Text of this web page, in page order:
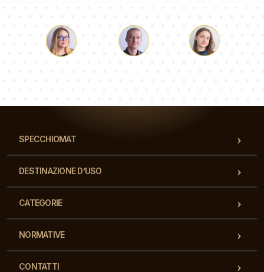
SPECCHIOMAT
DESTINAZIONE D’USO
CATEGORIE
NORMATIVE
CONTATTI